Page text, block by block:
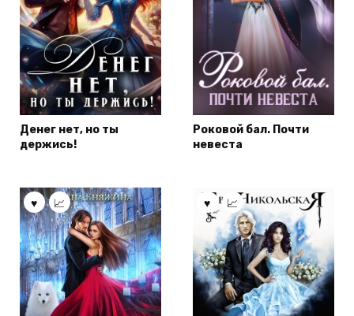
Денег нет, но ты
держись!
Роковой бал. Почти
невеста